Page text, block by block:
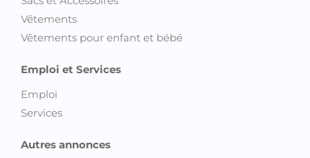
Vêtements
Vêtements pour enfant et bébé
Emploi et Services
Emploi
Services
Autres annonces